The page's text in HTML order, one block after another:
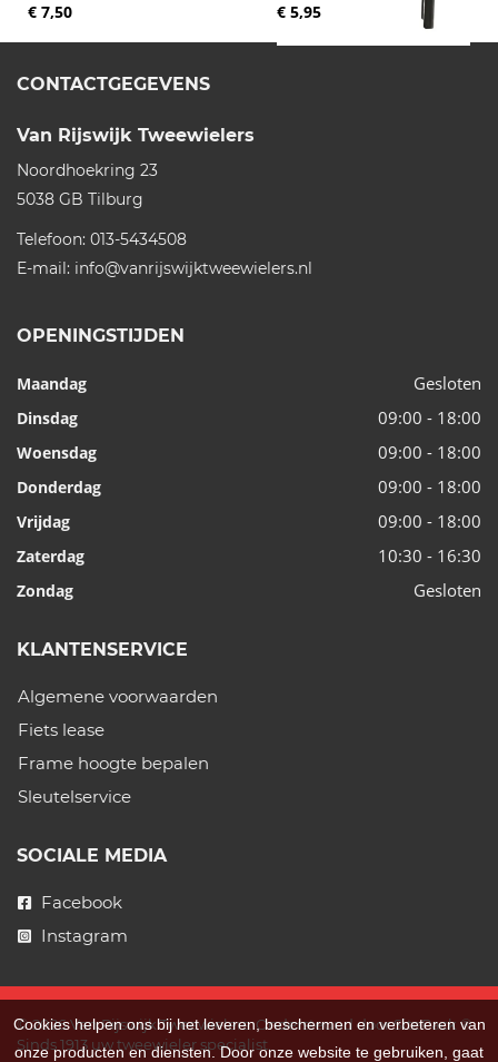
€ 7,50 € 5,95
CONTACTGEGEVENS
Van Rijswijk Tweewielers
Noordhoekring 23
5038 GB Tilburg
Telefoon: 013-5434508
E-mail: info@vanrijswijktweewielers.nl
OPENINGSTIJDEN
Maandag Gesloten
Dinsdag 09:00 - 18:00
Woensdag 09:00 - 18:00
Donderdag 09:00 - 18:00
Vrijdag 09:00 - 18:00
Zaterdag 10:30 - 16:30
Zondag Gesloten
KLANTENSERVICE
Algemene voorwaarden
Fiets lease
Frame hoogte bepalen
Sleutelservice
SOCIALE MEDIA
Facebook
Instagram
© 2026 Van Rijswijk Tweewielers. Ondersteund doorSitePack ®
Sinds 1913 uw tweewieler specialist.
Cookies helpen ons bij het leveren, beschermen en verbeteren van
onze producten en diensten. Door onze website te gebruiken, gaat